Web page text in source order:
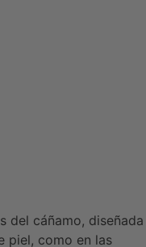
del cáñamo, diseñada
piel, como en las